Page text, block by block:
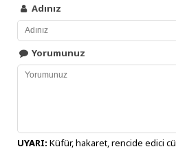
Adınız
Yorumunuz
UYARI: Küfür, hakaret, rencide edici